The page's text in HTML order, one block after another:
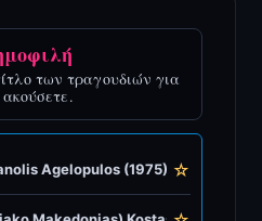
των τραγουδιών για
Agelopulos (1975) ☆